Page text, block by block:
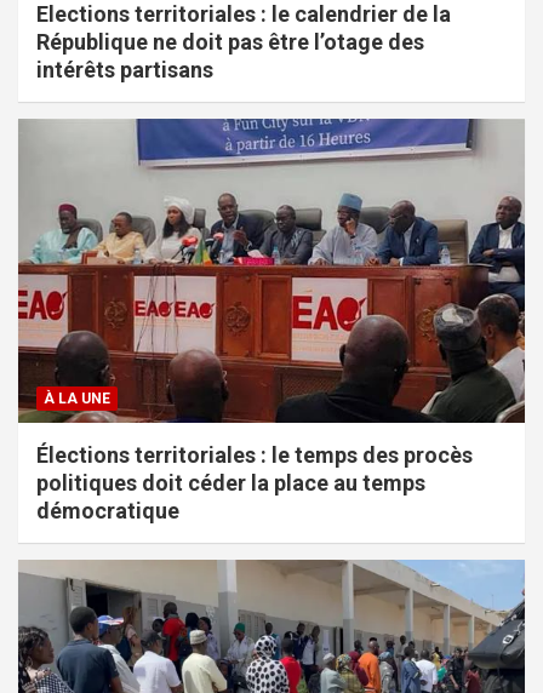
Elections territoriales : le calendrier de la
République ne doit pas être l’otage des
intérêts partisans
À LA UNE
Élections territoriales : le temps des procès
politiques doit céder la place au temps
démocratique